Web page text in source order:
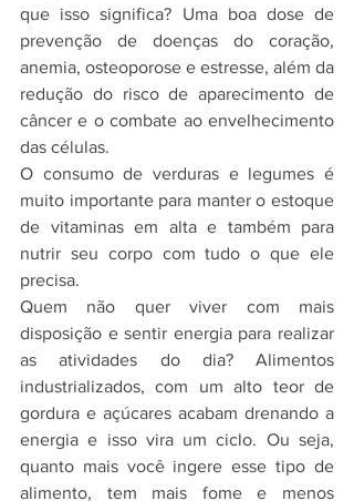
que isso significa? Uma boa dose de
prevenção de doenças do coração,
anemia, osteoporose e estresse, além da
redução do risco de aparecimento de
câncer e o combate ao envelhecimento
das células.
O consumo de verduras e legumes é
muito importante para manter o estoque
de vitaminas em alta e também para
nutrir seu corpo com tudo o que ele
precisa.
Quem não quer viver com mais
disposição e sentir energia para realizar
as atividades do dia? Alimentos
industrializados, com um alto teor de
gordura e açúcares acabam drenando a
energia e isso vira um ciclo. Ou seja,
quanto mais você ingere esse tipo de
alimento, tem mais fome e menos